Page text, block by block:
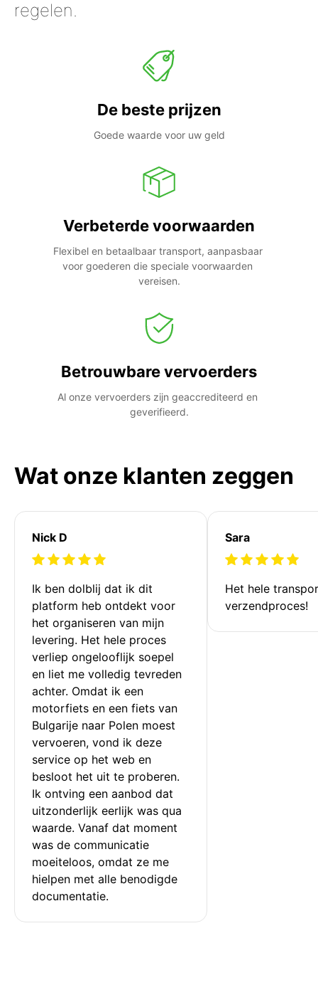
regelen.
De beste prijzen
Goede waarde voor uw geld
Verbeterde voorwaarden
Flexibel en betaalbaar transport, aanpasbaar
voor goederen die speciale voorwaarden
vereisen.
Betrouwbare vervoerders
Al onze vervoerders zijn geaccrediteerd en
geverifieerd.
Wat onze klanten zeggen
Nick D
Ik ben dolblij dat ik dit
platform heb ontdekt voor
het organiseren van mijn
levering. Het hele proces
verliep ongelooflijk soepel
en liet me volledig tevreden
achter. Omdat ik een
motorfiets en een fiets van
Bulgarije naar Polen moest
vervoeren, vond ik deze
service op het web en
besloot het uit te proberen.
Ik ontving een aanbod dat
uitzonderlijk eerlijk was qua
waarde. Vanaf dat moment
was de communicatie
moeiteloos, omdat ze me
hielpen met alle benodigde
documentatie.
Sara
Het hele
verzendproces!